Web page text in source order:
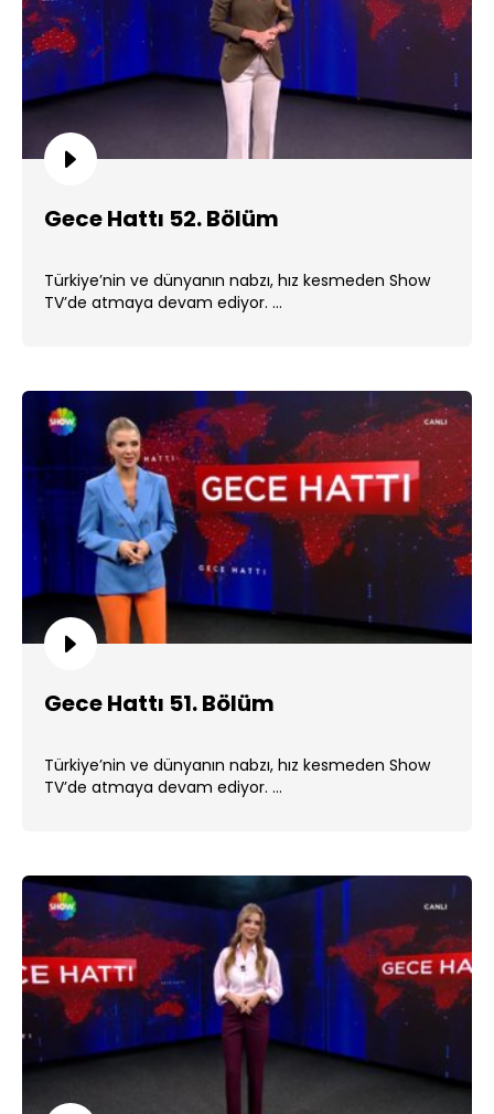
Gece Hattı 52. Bölüm
Türkiye’nin ve dünyanın nabzı, hız kesmeden Show
TV’de atmaya devam ediyor. ...
Gece Hattı 51. Bölüm
Türkiye’nin ve dünyanın nabzı, hız kesmeden Show
TV’de atmaya devam ediyor. ...